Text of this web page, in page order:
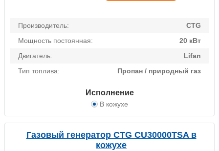
Производитель:
CTG
Мощность постоянная:
20 кВт
Двигатель:
Lifan
Тип топлива:
Пропан / природный газ
Исполнение
В кожухе
Газовый генератор CTG CU30000TSA в
кожухе